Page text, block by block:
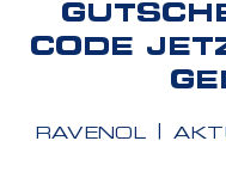
CODE
RAVENOL